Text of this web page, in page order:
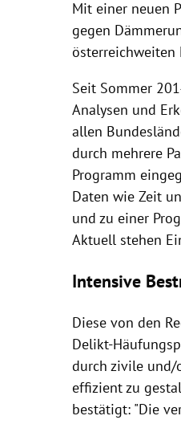
Mit einer neuen
gegen
österreichweiten
Seit Sommer
Analysen und
allen
durch mehrere
Programm
Daten wie Zeit
und zu einer
Aktuell stehen
Intensive
Diese von den
Delikt-
durch zivile und/
effizient zu
bestätigt: "Die